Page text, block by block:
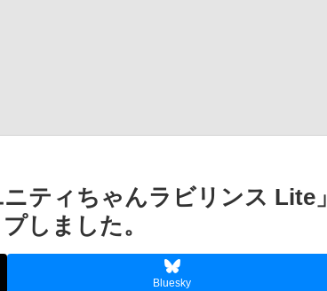
ティちゃんラビリンス Lite」
しました。
Bluesky